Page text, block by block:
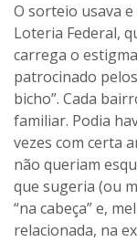
O sorteio usava
Loteria Federal,
carrega o
patrocinado
bicho”. Cada
familiar. Podia
vezes com certa
não queriam
que sugeria (ou
“na cabeça” e,
relacionada, na